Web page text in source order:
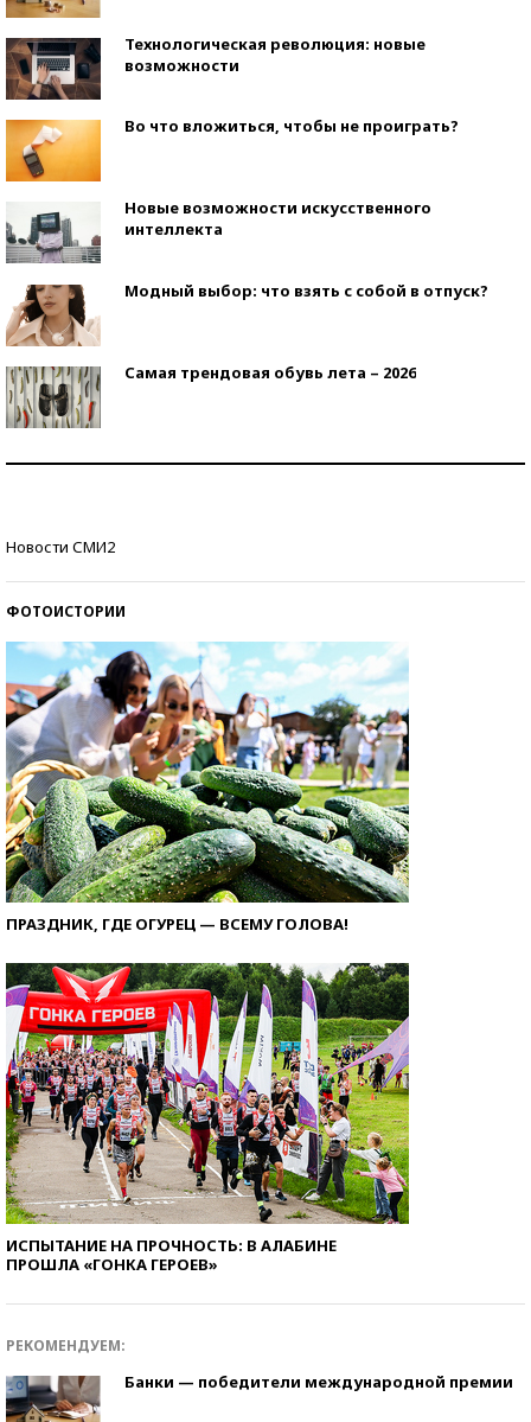
Технологическая революция: новые
возможности
Во что вложиться, чтобы не проиграть?
Новые возможности искусственного
интеллекта
Модный выбор: что взять с собой в отпуск?
Самая трендовая обувь лета – 2026
Новости СМИ2
ФОТОИСТОРИИ
ПРАЗДНИК, ГДЕ ОГУРЕЦ — ВСЕМУ ГОЛОВА!
ИСПЫТАНИЕ НА ПРОЧНОСТЬ: В АЛАБИНЕ
ПРОШЛА «ГОНКА ГЕРОЕВ»
РЕКОМЕНДУЕМ:
Банки — победители международной премии